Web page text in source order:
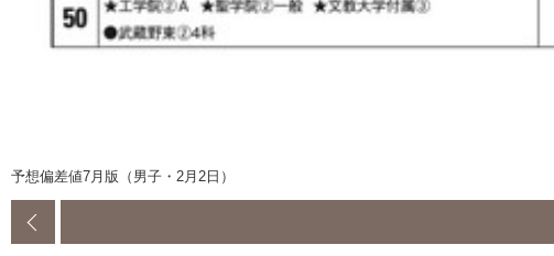
予想偏差値7月版（男子・2月2日）